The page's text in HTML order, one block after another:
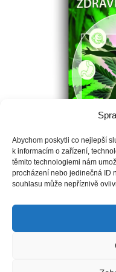
Abychom poskytli co nejlepší
k informacím o zařízení,
těmito technologiemi nám
procházení nebo jedinečná ID
souhlasu může nepříznivě
dnešní